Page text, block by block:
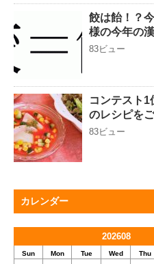
餃は飴！？
様の今年の
83ビュー
コンテスト1
のレシピを
83ビュー
カレンダー
202608
Sun Mon Tue Wed Thu